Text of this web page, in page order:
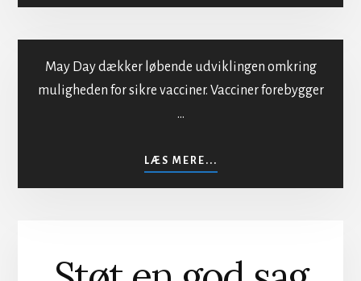
BESTRÅLING
May Day dækker løbende udviklingen omkring
muligheden for sikre vacciner. Vacciner forebygger
…
LÆS MERE...
SIKKER
VACCINATION